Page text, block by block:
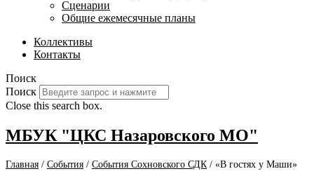
Сценарии
Общие ежемесячные планы
Коллективы
Контакты
Поиск
Поиск
Close this search box.
МБУК "ЦКС Назаровского МО"
Главная / События / События Сохновского СДК / «В гостях у Маши»